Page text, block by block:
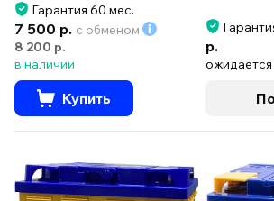
Гарантия 60 мес.
7 500 р. с обменом
8 200 р.
в наличии
Купить
р.
ожидается